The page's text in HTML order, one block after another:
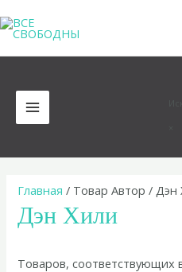
к
содержимому
MAIN
MENU
Главная / Товар Автор / Дэн
Дэн Хили
Товаров, соответствующих